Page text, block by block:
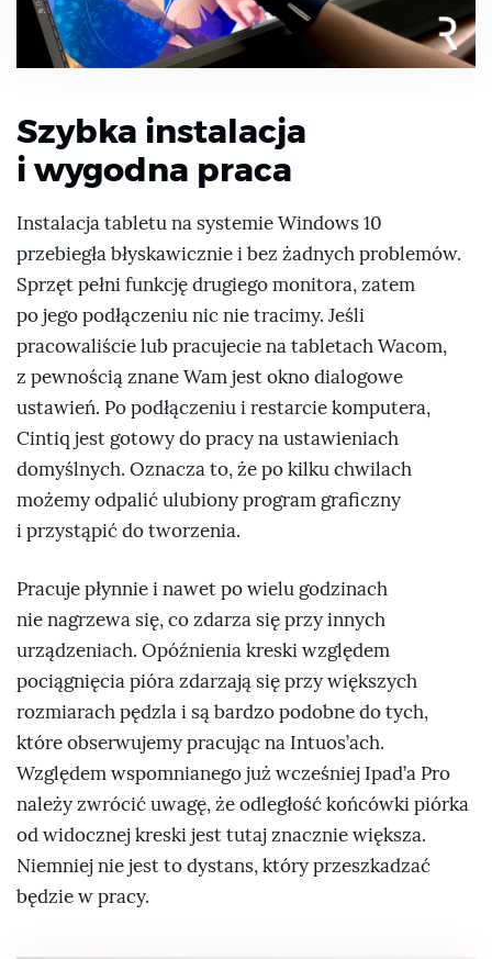
Szybka instalacja
i wygodna praca
Instalacja tabletu na systemie Windows 10
przebiegła błyskawicznie i bez żadnych problemów.
Sprzęt pełni funkcję drugiego monitora, zatem
po jego podłączeniu nic nie tracimy. Jeśli
pracowaliście lub pracujecie na tabletach Wacom,
z pewnością znane Wam jest okno dialogowe
ustawień. Po podłączeniu i restarcie komputera,
Cintiq jest gotowy do pracy na ustawieniach
domyślnych. Oznacza to, że po kilku chwilach
możemy odpalić ulubiony program graficzny
i przystąpić do tworzenia.
Pracuje płynnie i nawet po wielu godzinach
nie nagrzewa się, co zdarza się przy innych
urządzeniach. Opóźnienia kreski względem
pociągnięcia pióra zdarzają się przy większych
rozmiarach pędzla i są bardzo podobne do tych,
które obserwujemy pracując na Intuos’ach.
Względem wspomnianego już wcześniej Ipad’a Pro
należy zwrócić uwagę, że odległość końcówki piórka
od widocznej kreski jest tutaj znacznie większa.
Niemniej nie jest to dystans, który przeszkadzać
będzie w pracy.